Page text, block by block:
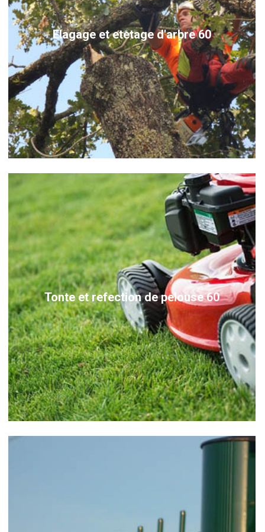
Elagage et etetage d'arbre 60
Tonte et refection de pelouse 60